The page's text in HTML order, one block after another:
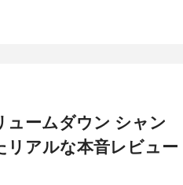
ームダウン シャン
リアルな本音レビュー